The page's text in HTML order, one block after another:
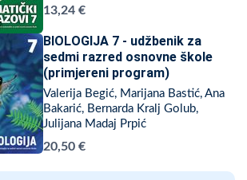
13,24 €
BIOLOGIJA 7 - udžbenik za
sedmi razred osnovne škole
(primjereni program)
Valerija Begić, Marijana Bastić, Ana
Bakarić, Bernarda Kralj Golub,
Julijana Madaj Prpić
20,50 €